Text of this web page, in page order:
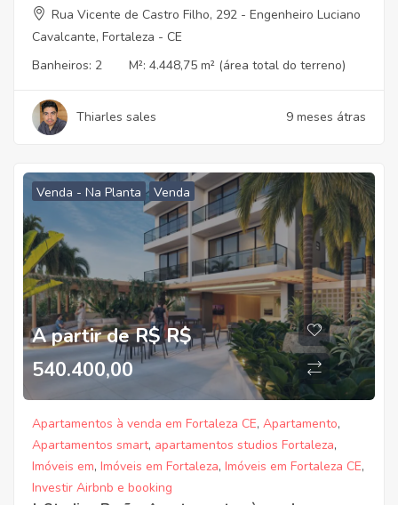
Rua Vicente de Castro Filho, 292 - Engenheiro Luciano
Cavalcante, Fortaleza - CE
Banheiros: 2 M²: 4.448,75 m² (área total do terreno)
Thiarles sales 9 meses átras
Venda - Na Planta Venda
A partir de R$ R$
540.400,00
Apartamentos à venda em Fortaleza CE, Apartamento,
Apartamentos smart, apartamentos studios Fortaleza,
Imóveis em, Imóveis em Fortaleza, Imóveis em Fortaleza CE,
Investir Airbnb e booking